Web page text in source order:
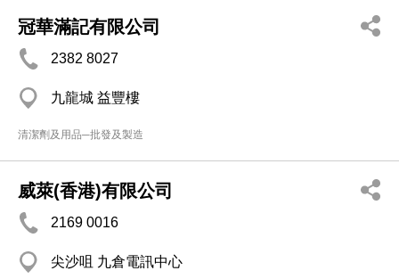
冠華滿記有限公司
2382 8027
九龍城 益豐樓
清潔劑及用品─批發及製造
威萊(香港)有限公司
2169 0016
尖沙咀 九倉電訊中心